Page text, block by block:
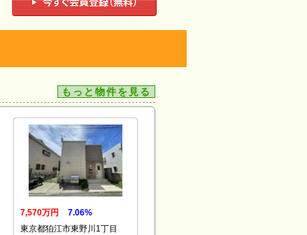
もっと物件を見る
7,570万円
7.06%
東京都狛江市東野川1丁目